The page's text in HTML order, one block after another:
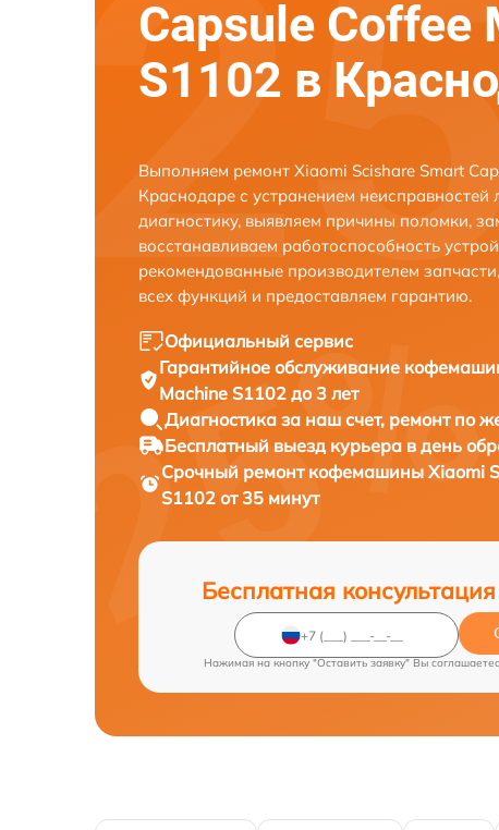
Capsule Coffee
S1102 в
Выполняем ремонт Xiaomi Scishare Smart
Краснодаре с устранением
диагностику, выявляем причины поломки,
восстанавливаем работоспособность
рекомендованные производителем
всех функций и предоставляем гарантию.
Официальный сервис
Гарантийное обслуживание
Machine S1102 до 3 лет
Диагностика за наш счет, ремонт по
Бесплатный выезд курьера в день
Срочный ремонт кофемашины Xiaomi
S1102 от 35 минут
Бесплатная
Нажимая на кнопку "Оставить заявку" Вы